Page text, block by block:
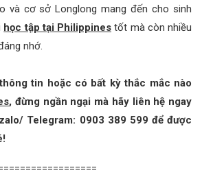
và cơ sở Longlong mang đến cho sinh
học tập tại Philippines tốt mà còn nhiều
nhớ.
tin hoặc có bất kỳ thắc mắc nào
, đừng ngần ngại mà hãy liên hệ ngay
Telegram: 0903 389 599 để được